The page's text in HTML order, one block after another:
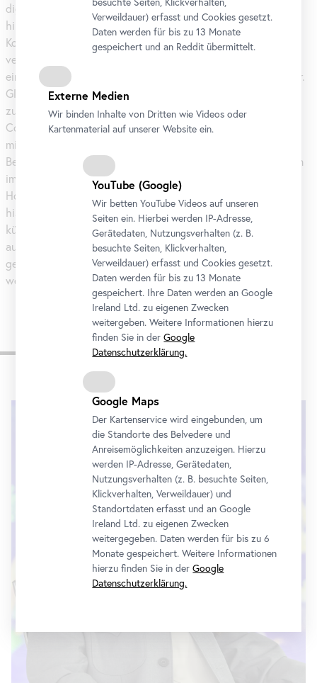
digitale Technologien mit klassischer Bildproduktion und
hinterfragt dabei unsere Wahrnehmung von Realität und
Kontrolle. Diese Übersetzung vom Digitalen ins Physische
verleiht den oft abstrakten Vorgängen der Datenverarbeitung
eine konkrete Form und macht ihre Ästhetik sinnlich erfahrbar.
Gleichzeitig greift die Künstlerin auf kulturelle Metaphern
zurück, deren Ursprünge lange vor der Entwicklung moderner
Computertechnologien liegen. Anspielungen auf
mittelalterliche Vorstellungen von Magie, Alchemie und
Beschwörung verweisen darauf, dass technische Innovationen
immer auch von Projektionen, irrationalen Ängsten und
Hoffnungen begleitet werden. Indem Miao Ying diese
historischen Bildwelten mit den neuesten Fortschritten der
künstlichen Intelligenz verbindet, entsteht ein kritischer wie
auch humorvoller Blick auf eine Technologie, deren
gesellschaftliche Auswirkungen erst allmählich sichtbar
werden.
Biographie
Verweildauer) erfasst und Cookies gesetzt.
Daten werden für bis zu 13 Monate
gespeichert und an Reddit übermittelt.
Externe Medien
Wir binden Inhalte von Dritten wie Videos oder
Kartenmaterial auf unserer Website ein.
YouTube (Google)
Wir bettenYouTube Videos auf unseren
Seiten ein. Hierbei werden IP-Adresse,
Gerätedaten, Nutzungsverhalten (z. B.
besuchte Seiten, Klickverhalten,
Verweildauer) erfasst und Cookies gesetzt.
Daten werden für bis zu 13 Monate
gespeichert. Ihre Daten werden an Google
Ireland Ltd. zu eigenen Zwecken
weitergeben. Weitere Informationen hierzu
finden Sie in derGoogle
Datenschutzerklärung.
Google Maps
Der Kartenservice wird eingebunden, um
die Standorte des Belvedere und
Anreisemöglichkeiten anzuzeigen. Hierzu
werden IP-Adresse, Gerätedaten,
Nutzungsverhalten (z. B. besuchte Seiten,
Klickverhalten, Verweildauer) und
Standortdaten erfasst und an Google
Ireland Ltd. zu eigenen Zwecken
weitergegeben. Daten werden für bis zu 6
Monate gespeichert. Weitere Informationen
hierzu finden Sie in derGoogle
Datenschutzerklärung.